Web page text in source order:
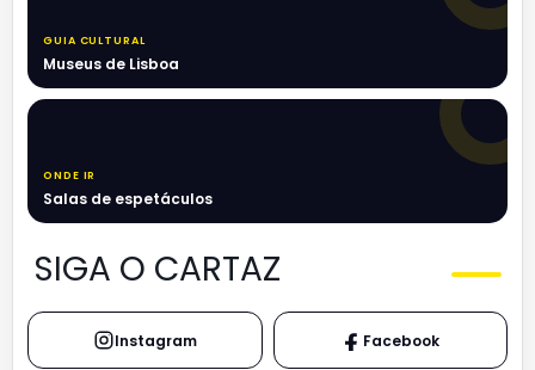
GUIA CULTURAL
Museus de Lisboa
ONDE IR
Salas de espetáculos
SIGA O CARTAZ
Instagram Facebook